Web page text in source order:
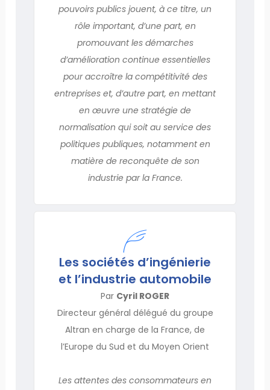
pouvoirs publics jouent, à ce titre, un
rôle important, d’une part, en
promouvant les démarches
d’amélioration continue essentielles
pour accroître la compétitivité des
entreprises et, d’autre part, en mettant
en œuvre une stratégie de
normalisation qui soit au service des
politiques publiques, notamment en
matière de reconquête de son
industrie par la France.
Les sociétés d’ingénierie
et l’industrie automobile
Par Cyril ROGER
Directeur général délégué du groupe
Altran en charge de la France, de
l’Europe du Sud et du Moyen Orient
Les attentes des consommateurs en